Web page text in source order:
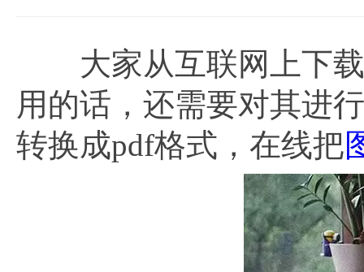
大家从互联网上下载
用的话，还需要对其进
转换成pdf格式，在线把